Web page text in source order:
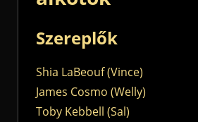
Szereplők
Shia LaBeouf (Vince)
James Cosmo (Welly)
Toby Kebbell (Sal)